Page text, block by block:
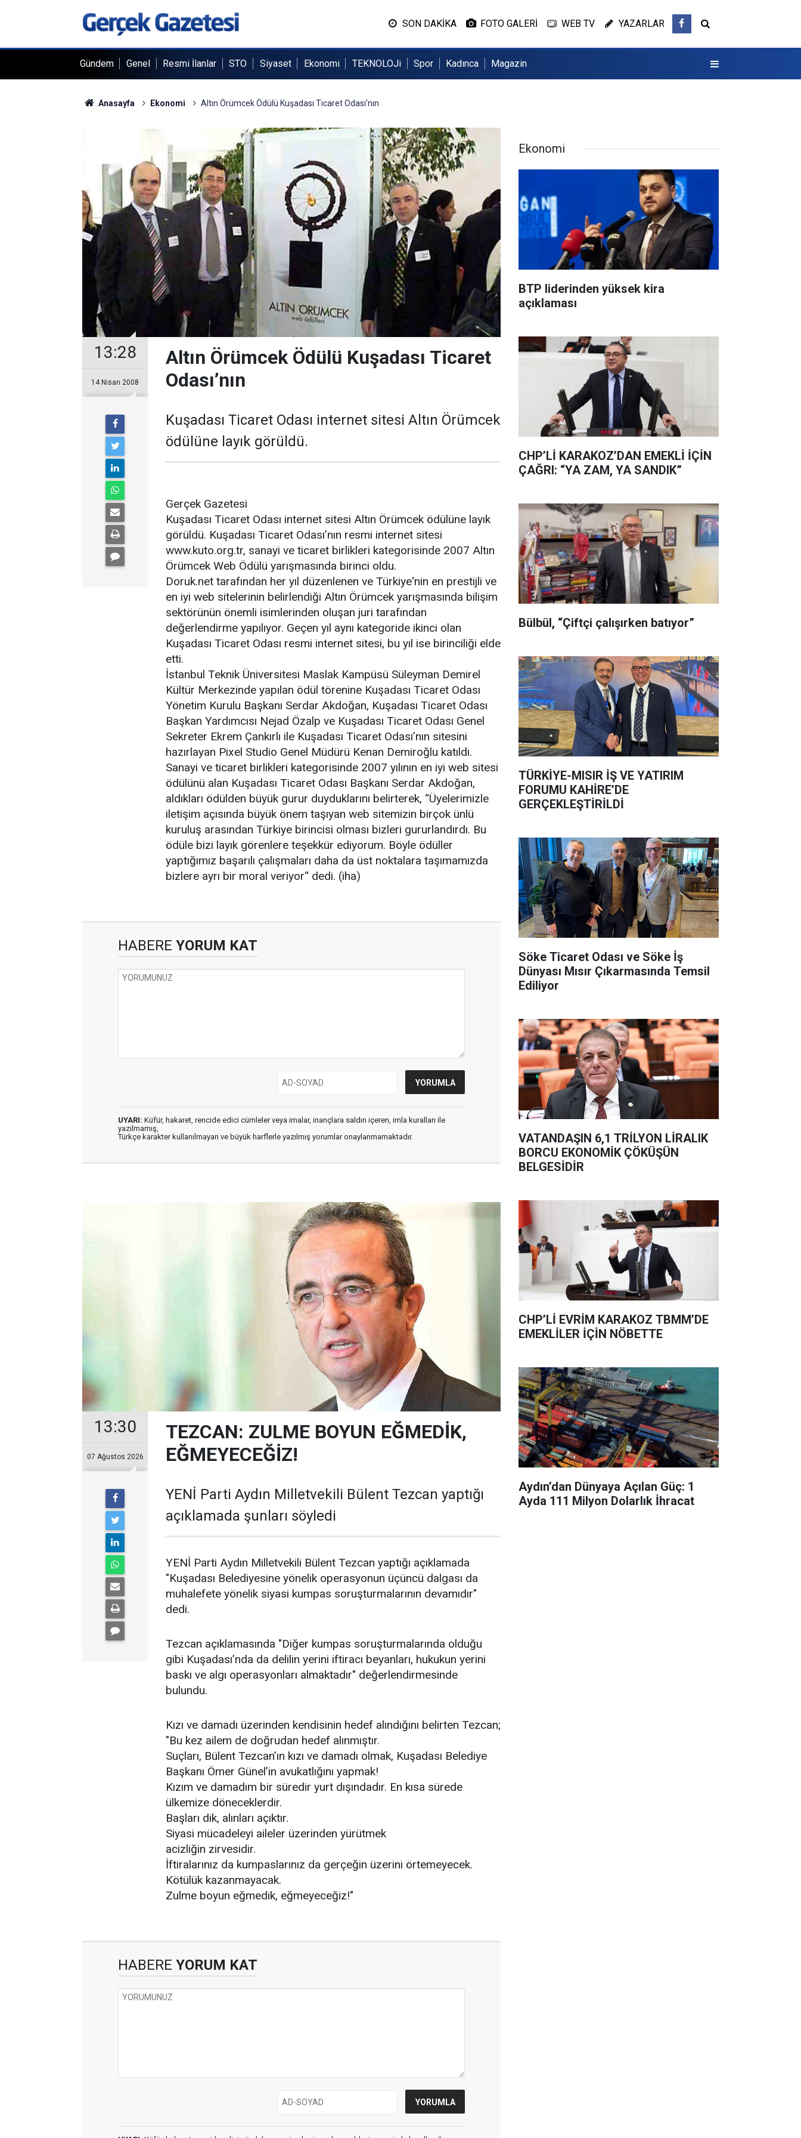
SON DAKİKA FOTO GALERİ WEB TV YAZARLAR
Gündem Genel Resmi İlanlar STO Siyaset Ekonomi TEKNOLOJi Spor Kadınca Magazin
Anasayfa Ekonomi Altın Örümcek Ödülü Kuşadası Ticaret Odası’nın
13:28
14 Nisan 2008
Altın Örümcek Ödülü Kuşadası Ticaret
Odası’nın
Kuşadası Ticaret Odası internet sitesi Altın Örümcek
ödülüne layık görüldü.
Gerçek Gazetesi
Kuşadası Ticaret Odası internet sitesi Altın Örümcek ödülüne layık
görüldü. Kuşadası Ticaret Odası’nın resmi internet sitesi
www.kuto.org.tr, sanayi ve ticaret birlikleri kategorisinde 2007 Altın
Örümcek Web Ödülü yarışmasında birinci oldu.
Doruk.net tarafından her yıl düzenlenen ve Türkiye'nin en prestijli ve
en iyi web sitelerinin belirlendiği Altın Örümcek yarışmasında bilişim
sektörünün önemli isimlerinden oluşan juri tarafından
değerlendirme yapılıyor. Geçen yıl aynı kategoride ikinci olan
Kuşadası Ticaret Odası resmi internet sitesi, bu yıl ise birinciliği elde
etti.
İstanbul Teknik Üniversitesi Maslak Kampüsü Süleyman Demirel
Kültür Merkezinde yapılan ödül törenine Kuşadası Ticaret Odası
Yönetim Kurulu Başkanı Serdar Akdoğan, Kuşadası Ticaret Odası
Başkan Yardımcısı Nejad Özalp ve Kuşadası Ticaret Odası Genel
Sekreter Ekrem Çankırlı ile Kuşadası Ticaret Odası’nın sitesini
hazırlayan Pixel Studio Genel Müdürü Kenan Demiroğlu katıldı.
Sanayi ve ticaret birlikleri kategorisinde 2007 yılının en iyi web sitesi
ödülünü alan Kuşadası Ticaret Odası Başkanı Serdar Akdoğan,
aldıkları ödülden büyük gurur duyduklarını belirterek, “Üyelerimizle
iletişim açısında büyük önem taşıyan web sitemizin birçok ünlü
kuruluş arasından Türkiye birincisi olması bizleri gururlandırdı. Bu
ödüle bizi layık görenlere teşekkür ediyorum. Böyle ödüller
yaptığımız başarılı çalışmaları daha da üst noktalara taşımamızda
bizlere ayrı bir moral veriyor“ dedi. (iha)
HABERE YORUM KAT
UYARI: Küfür, hakaret, rencide edici cümleler veya imalar, inançlara saldırı içeren, imla kuralları ile
yazılmamış,
Türkçe karakter kullanılmayan ve büyük harflerle yazılmış yorumlar onaylanmamaktadır.
13:30
07 Ağustos 2026
TEZCAN: ZULME BOYUN EĞMEDİK,
EĞMEYECEĞİZ!
YENİ Parti Aydın Milletvekili Bülent Tezcan yaptığı
açıklamada şunları söyledi
YENİ Parti Aydın Milletvekili Bülent Tezcan yaptığı açıklamada
"Kuşadası Belediyesine yönelik operasyonun üçüncü dalgası da
muhalefete yönelik siyasi kumpas soruşturmalarının devamıdır"
dedi.
Tezcan açıklamasında "Diğer kumpas soruşturmalarında olduğu
gibi Kuşadası’nda da delilin yerini iftiracı beyanları, hukukun yerini
baskı ve algı operasyonları almaktadır" değerlendirmesinde
bulundu.
Kızı ve damadı üzerinden kendisinin hedef alındığını belirten Tezcan;
"Bu kez ailem de doğrudan hedef alınmıştır.
Suçları, Bülent Tezcan’ın kızı ve damadı olmak, Kuşadası Belediye
Başkanı Ömer Günel’in avukatlığını yapmak!
Kızım ve damadım bir süredir yurt dışındadır. En kısa sürede
ülkemize döneceklerdir.
Başları dik, alınları açıktır.
Siyasi mücadeleyi aileler üzerinden yürütmek
acizliğin zirvesidir.
İftiralarınız da kumpaslarınız da gerçeğin üzerini örtemeyecek.
Kötülük kazanmayacak.
Zulme boyun eğmedik, eğmeyeceğiz!"
HABERE YORUM KAT
Ekonomi
BTP liderinden yüksek kira
açıklaması
CHP’Lİ KARAKOZ’DAN EMEKLİ İÇİN
ÇAĞRI: “YA ZAM, YA SANDIK”
Bülbül, “Çiftçi çalışırken batıyor”
TÜRKİYE-MISIR İŞ VE YATIRIM
FORUMU KAHİRE’DE
GERÇEKLEŞTİRİLDİ
Söke Ticaret Odası ve Söke İş
Dünyası Mısır Çıkarmasında Temsil
Ediliyor
VATANDAŞIN 6,1 TRİLYON LİRALIK
BORCU EKONOMİK ÇÖKÜŞÜN
BELGESİDİR
CHP’Lİ EVRİM KARAKOZ TBMM’DE
EMEKLİLER İÇİN NÖBETTE
Aydın’dan Dünyaya Açılan Güç: 1
Ayda 111 Milyon Dolarlık İhracat